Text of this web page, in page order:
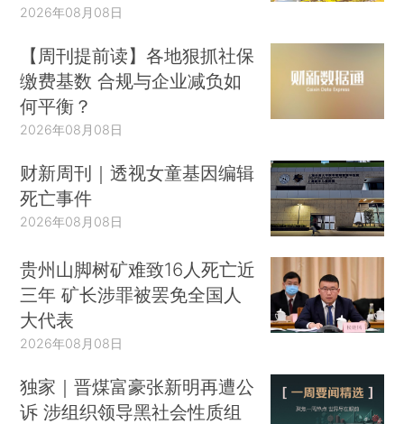
2026年08月08日
【周刊提前读】各地狠抓社保
缴费基数 合规与企业减负如
何平衡？
2026年08月08日
财新周刊｜透视女童基因编辑
死亡事件
2026年08月08日
贵州山脚树矿难致16人死亡近
三年 矿长涉罪被罢免全国人
大代表
2026年08月08日
独家｜晋煤富豪张新明再遭公
诉 涉组织领导黑社会性质组